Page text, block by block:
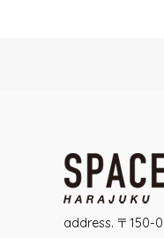
address. 〒150-